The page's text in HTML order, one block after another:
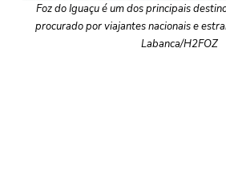
Foz do Iguaçu é um dos principais
procurado por viajantes nacionais e
Labanca/H2FOZ